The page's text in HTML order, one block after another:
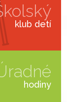
klub detí
hodiny